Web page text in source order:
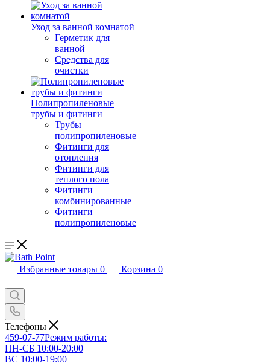
Уход за ванной комнатой
Герметик для
ванной
Средства для
очистки
Полипропиленовые
трубы и фитинги
Трубы
полипропиленовые
Фитинги для
отопления
Фитинги для
теплого пола
Фитинги
комбинированные
Фитинги
полипропиленовые
Избранные товары 0 Корзина 0
Телефоны
459-07-77Режим работы:
ПН-СБ 10:00-20:00
ВС 10:00-19:00